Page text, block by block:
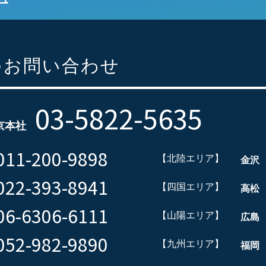
問い合わせ
本社 03-5822-5635
200-9898
393-8941
6306-6111
982-9890
【北陸エリア】 金沢
【四国エリア】 高松
【山陽エリア】 広島
【九州エリア】 福岡